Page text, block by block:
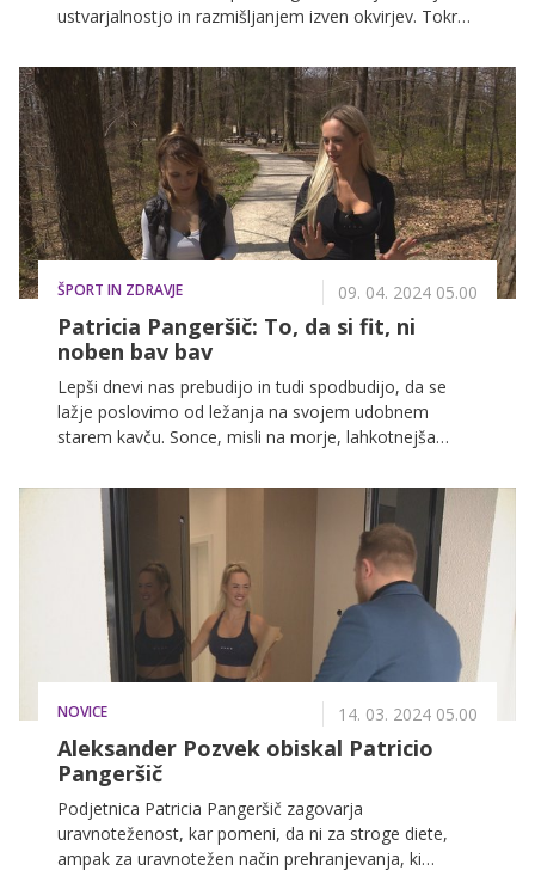
ustvarjalnostjo in razmišljanjem izven okvirjev. Tokrat
slovenskim frizerjem svetoval, naj se bolj zabavajo in
naj bodo strastni. Prav tako pa verjame, da je uspeh
življenjsko potovanje.
ŠPORT IN ZDRAVJE 09. 04. 2024 05.00
Patricia Pangeršič: To, da si fit, ni
noben bav bav
Lepši dnevi nas prebudijo in tudi spodbudijo, da se
lažje poslovimo od ležanja na svojem udobnem
starem kavču. Sonce, misli na morje, lahkotnejša
lahko spodbudi, da začnemo malo bolj razmišljati o
raznoraznih dietah, hujšanju in "mučenju" svojega
telesa. "Z vadbo ne kaznujemo sami sebe. Vadimo
zato, ker spoštujemo svoje telo," pravi osebna
trenerka Patricija Pangeršič. Več o tem, kako lahko
poskrbimo za fit telo in formo, pa v nadaljevanju.
NOVICE 14. 03. 2024 05.00
Aleksander Pozvek obiskal Patricio
Pangeršič
Podjetnica Patricia Pangeršič zagovarja
uravnoteženost, kar pomeni, da ni za stroge diete,
ampak za uravnotežen način prehranjevanja, ki